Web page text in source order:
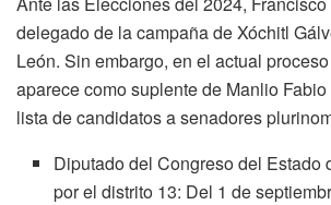
delegado de la campaña de Xóchitl
León. Sin embargo, en el actual
aparece como suplente de Manlio
lista de candidatos a senadores
Diputado del Congreso del Estado
por el distrito 13: Del 1 de